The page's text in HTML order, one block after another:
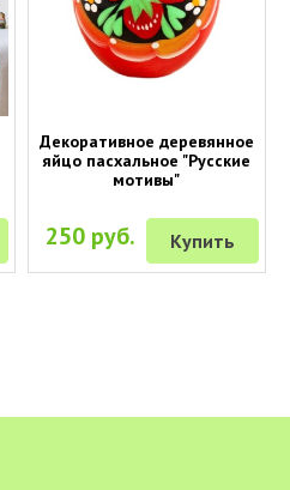
Декоративное деревянное
яйцо пасхальное "Русские
мотивы"
250 руб. Купить